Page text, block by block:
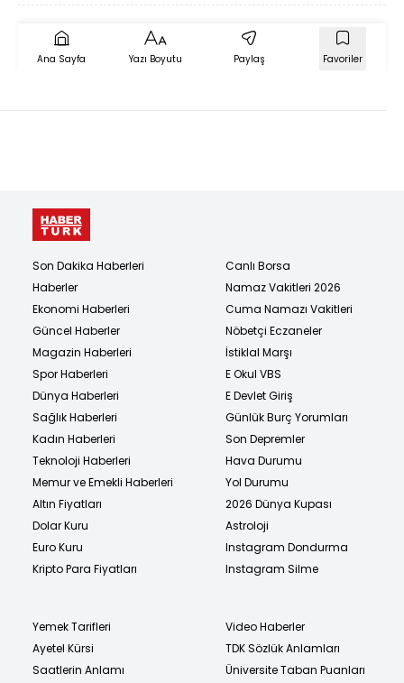
Ana Sayfa Yazı Boyutu Paylaş Favoriler
Son Dakika Haberleri
Haberler
Ekonomi Haberleri
Güncel Haberler
Magazin Haberleri
Spor Haberleri
Dünya Haberleri
Sağlık Haberleri
Kadın Haberleri
Teknoloji Haberleri
Memur ve Emekli Haberleri
Altın Fiyatları
Dolar Kuru
Euro Kuru
Kripto Para Fiyatları
Canlı Borsa
Namaz Vakitleri 2026
Cuma Namazı Vakitleri
Nöbetçi Eczaneler
İstiklal Marşı
E Okul VBS
E Devlet Giriş
Günlük Burç Yorumları
Son Depremler
Hava Durumu
Yol Durumu
2026 Dünya Kupası
Astroloji
Instagram Dondurma
Instagram Silme
Yemek Tarifleri
Ayetel Kürsi
Saatlerin Anlamı
Video Haberler
TDK Sözlük Anlamları
Üniversite Taban Puanları